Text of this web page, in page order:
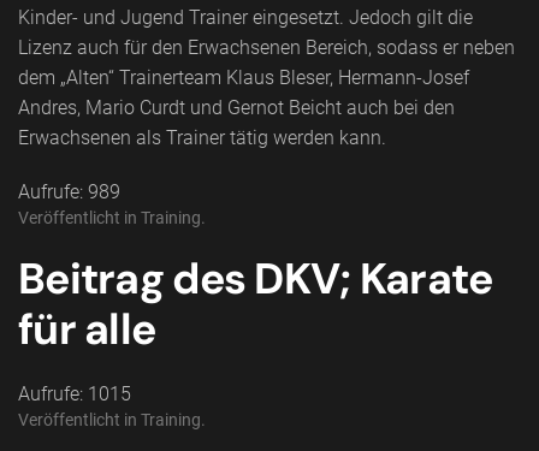
Kinder- und Jugend Trainer eingesetzt. Jedoch gilt die
Lizenz auch für den Erwachsenen Bereich, sodass er neben
dem „Alten“ Trainerteam Klaus Bleser, Hermann-Josef
Andres, Mario Curdt und Gernot Beicht auch bei den
Erwachsenen als Trainer tätig werden kann.
Aufrufe: 989
Veröffentlicht in Training.
Beitrag des DKV; Karate
für alle
Aufrufe: 1015
Veröffentlicht in Training.